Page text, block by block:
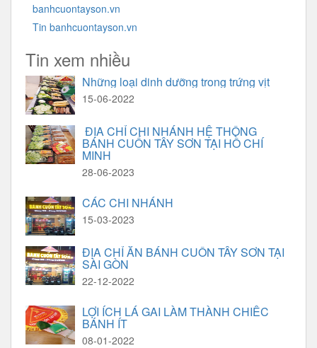
banhcuontayson.vn
Tin banhcuontayson.vn
Tin xem nhiều
Những loại dinh dưỡng trong trứng vịt
15-06-2022
ĐỊA CHỈ CHI NHÁNH HỆ THỒNG
BÁNH CUỐN TÂY SƠN TẠI HỒ CHÍ
MINH
28-06-2023
CÁC CHI NHÁNH
15-03-2023
ĐỊA CHỈ ĂN BÁNH CUỐN TÂY SƠN TẠI
SÀI GÒN
22-12-2022
LỢI ÍCH LÁ GAI LÀM THÀNH CHIẾC
BÁNH ÍT
08-01-2022